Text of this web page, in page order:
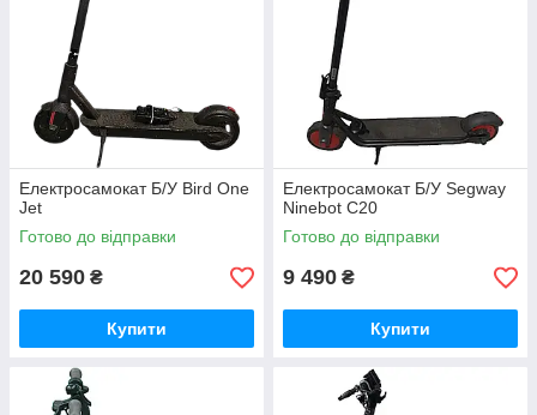
Електросамокат Б/У Bird One
Jet
Готово до відправки
20 590 ₴
Купити
Електросамокат Б/У Segway
Ninebot C20
Готово до відправки
9 490 ₴
Купити